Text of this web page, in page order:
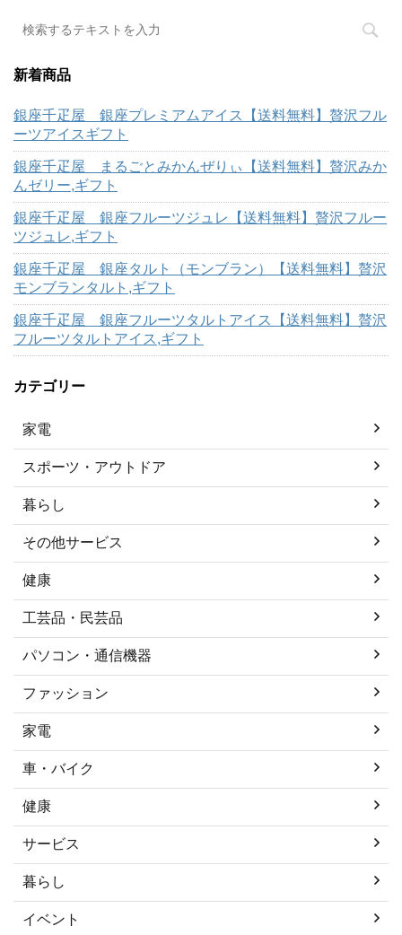
新着商品
銀座千疋屋 銀座プレミアムアイス【送料無料】贅沢フル
ーツアイスギフト
銀座千疋屋 まるごとみかんぜりぃ【送料無料】贅沢みか
んゼリー,ギフト
銀座千疋屋 銀座フルーツジュレ【送料無料】贅沢フルー
ツジュレ,ギフト
銀座千疋屋 銀座タルト（モンブラン）【送料無料】贅沢
モンブランタルト,ギフト
銀座千疋屋 銀座フルーツタルトアイス【送料無料】贅沢
フルーツタルトアイス,ギフト
カテゴリー
家電
スポーツ・アウトドア
暮らし
その他サービス
健康
工芸品・民芸品
パソコン・通信機器
ファッション
家電
車・バイク
健康
サービス
暮らし
イベント